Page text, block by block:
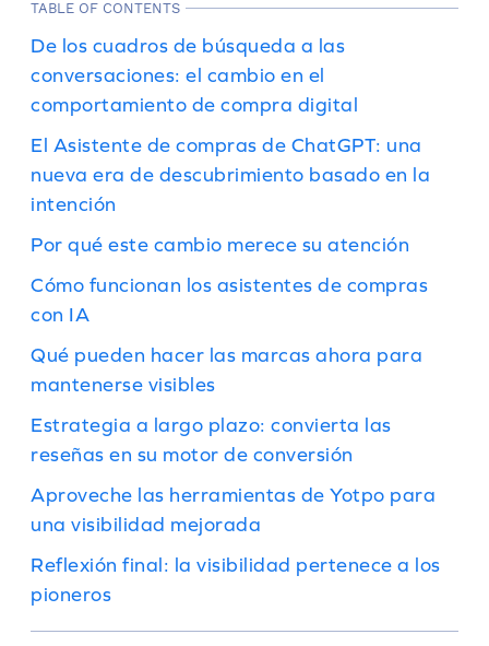
TABLE OF CONTENTS
De los cuadros de búsqueda a las
conversaciones: el cambio en el
comportamiento de compra digital
El Asistente de compras de ChatGPT: una
nueva era de descubrimiento basado en la
intención
Por qué este cambio merece su atención
Cómo funcionan los asistentes de compras
con IA
Qué pueden hacer las marcas ahora para
mantenerse visibles
Estrategia a largo plazo: convierta las
reseñas en su motor de conversión
Aproveche las herramientas de Yotpo para
una visibilidad mejorada
Reflexión final: la visibilidad pertenece a los
pioneros